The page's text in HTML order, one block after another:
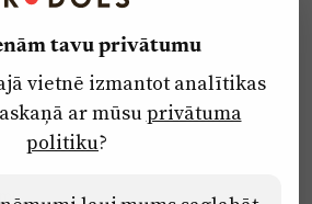
tavu privātumu
vietnē izmantot analītikas
ar mūsuprivātuma
politiku?